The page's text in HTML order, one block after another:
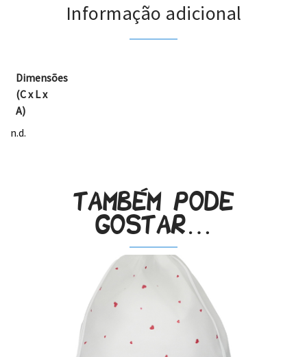
Informação adicional
Dimensões
(C x L x
A)
n.d.
Também pode
gostar…